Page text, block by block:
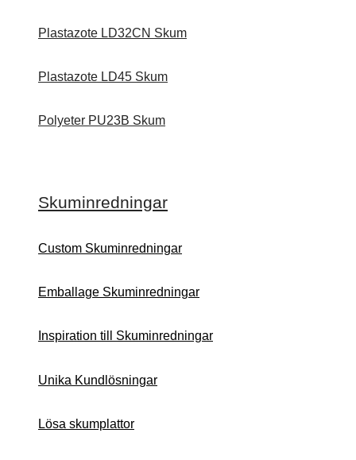
Plastazote LD32CN Skum
Plastazote LD45 Skum
Polyeter PU23B Skum
Skuminredningar
Custom Skuminredningar
Emballage Skuminredningar
Inspiration till Skuminredningar
Unika Kundlösningar
Lösa skumplattor